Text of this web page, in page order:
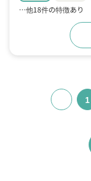
…他18件の特徴あり
1